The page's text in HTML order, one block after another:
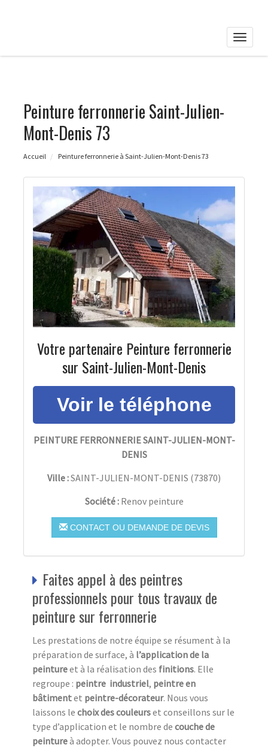
Toggle
Peinture ferronnerie Saint-Julien-
Mont-Denis 73
Accueil Peinture ferronnerie à Saint-Julien-Mont-Denis 73
Votre partenaire Peinture ferronnerie
sur Saint-Julien-Mont-Denis
PEINTURE FERRONNERIE SAINT-JULIEN-MONT-
DENIS
Ville :SAINT-JULIEN-MONT-DENIS (73870)
Société : Renov peinture
CONTACT OU DEMANDE DE DEVIS
Faites appel à des peintres
professionnels pour tous travaux de
peinture sur ferronnerie
Les prestations de notre équipe se résument à la
préparation de surface, à l’application de la
peintureet à la réalisation des finitions. Elle
regroupe : peintre industriel, peintre en
bâtimentet peintre-décorateur. Nous vous
laissons le choix des couleurset conseillons sur le
type d’application et le nombre de couche de
peintureà adopter. Vous pouvez nous contacter